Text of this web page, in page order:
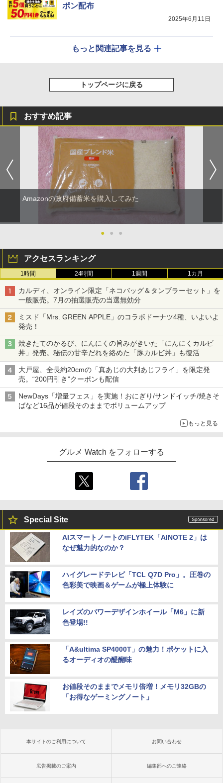
ポン配布
2025年6月11日
もっと関連記事を見る
トップページに戻る
おすすめ記事
Amazonの政府備蓄米を購入してみた
● ● ●
アクセスランキング
1時間 24時間 1週間 1カ月
カルディ、オンライン限定「ネコバッグ＆タンブラーセット」を
一般販売。7月の抽選販売の当選無効分
ミスド「Mrs. GREEN APPLE」のコラボドーナツ4種、いよいよ
発売！
焼きたてのかるび、にんにくの旨みがきいた「にんにくカルビ
丼」発売。秘伝の甘辛だれを絡めた「豚カルビ丼」も復活
大戸屋、全長約20cmの「真あじの大判あじフライ」を限定発
売。“200円引き”クーポンも配信
NewDays「増量フェス」を実施！おにぎり/サンドイッチ/焼きそ
ばなど16品が値段そのままでボリュームアップ
もっと見る
グルメ Watch をフォローする
Special Site
AIスマートノートのiFLYTEK「AINOTE 2」は
なぜ魅力的なのか？
ハイグレードテレビ「TCL Q7D Pro」。圧巻の
色彩美で映画＆ゲームが極上体験に
レイズのパワーデザインホイール「M6」に新
色登場!!
「A&ultima SP4000T」の魅力！ポケットに入
るオーディオの醍醐味
お値段そのままでメモリ倍増！メモリ32GBの
「お得なゲーミングノート」
本サイトのご利用について お問い合わせ
広告掲載のご案内 編集部へのご連絡